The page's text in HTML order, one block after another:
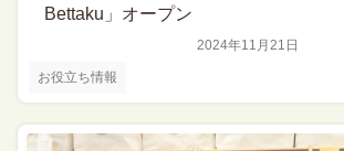
お役立ち情報
2024年11月21日
Bettaku」オープン